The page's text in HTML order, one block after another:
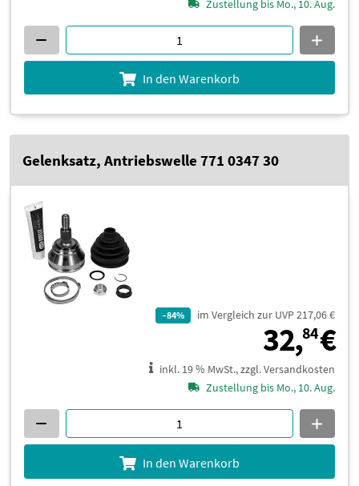
Zustellung bis Mo., 10. Aug.
In den Warenkorb
Gelenksatz, Antriebswelle 771 0347 30
–84% im Vergleich zur UVP 217,06 €
32,84€
inkl. 19 % MwSt., zzgl. Versandkosten
Zustellung bis Mo., 10. Aug.
In den Warenkorb